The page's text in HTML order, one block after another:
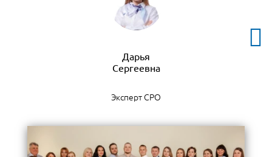
Дарья
Сергеевна
Эксперт СРО